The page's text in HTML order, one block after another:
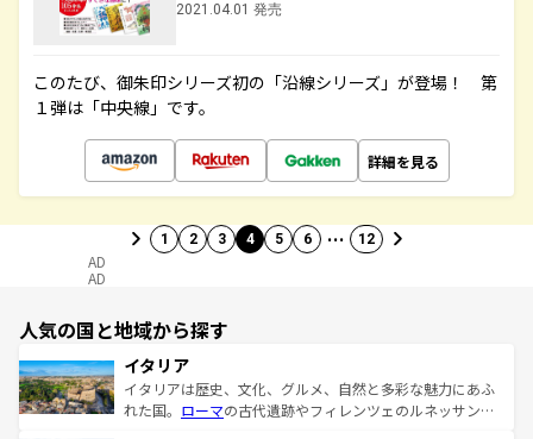
2021.04.01 発売
このたび、御朱印シリーズ初の「沿線シリーズ」が登場！ 第
１弾は「中央線」です。
詳細を見る
1 2 3 4 5 6 … 12
AD
AD
人気の国と地域から探す
イタリア
イタリアは歴史、文化、グルメ、自然と多彩な魅力にあふ
れた国。 ローマの古代遺跡やフィレンツェのルネッサンス